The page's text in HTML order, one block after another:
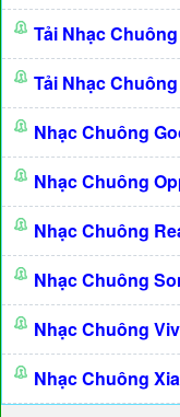
Tải Nhạc
Tải Nhạc
Nhạc Chuông
Nhạc Chuông
Nhạc Chuông
Nhạc Chuông
Nhạc Chuông
Nhạc Chuông